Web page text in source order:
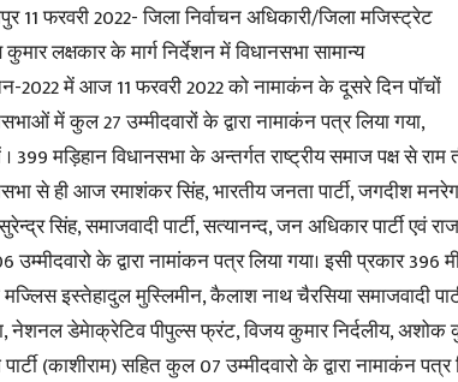
11 फरवरी 2022- जिला निर्वाचन अधिकारी/जिला मजिस्ट्रेट
कुमार लक्षकार के मार्ग निर्देशन में विधानसभा सामान्य
2022 में आज 11 फरवरी 2022 को नामाकंन के दूसरे दिन पाॅचों
में कुल 27 उम्मीदवारों के द्वारा नामाकंन पत्र लिया गया,
399 मड़िहान विधानसभा के अन्तर्गत राष्ट्रीय समाज पक्ष से राम
से ही आज रमाशंकर सिंह, भारतीय जनता पार्टी, जगदीश
सुरेन्द्र सिंह, समाजवादी पार्टी, सत्यानन्द, जन अधिकार पार्टी
के द्वारा नामांकन पत्र लिया गया। इसी प्रकार 396
मज्लिस इस्तेहादुल मुस्लिमीन, कैलाश नाथ चैरसिया समाजवादी
नेशनल डेमेाक्रेटिव पीपुल्स फ्रंट, विजय कुमार निर्दलीय, अशोक
(काशीराम) सहित कुल 07 उम्मीदवारो के द्वारा नामाकंन